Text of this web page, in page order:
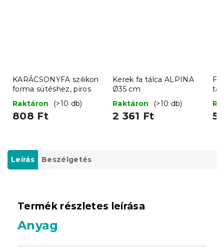
KARÁCSONYFA szilikon
forma sütéshez, piros
Raktáron
(>10 db)
808 Ft
Kerek fa tálca ALPINA
Ø35 cm
Raktáron
(>10 db)
2 361 Ft
Leírás Beszélgetés
Termék részletes leírása
Anyag